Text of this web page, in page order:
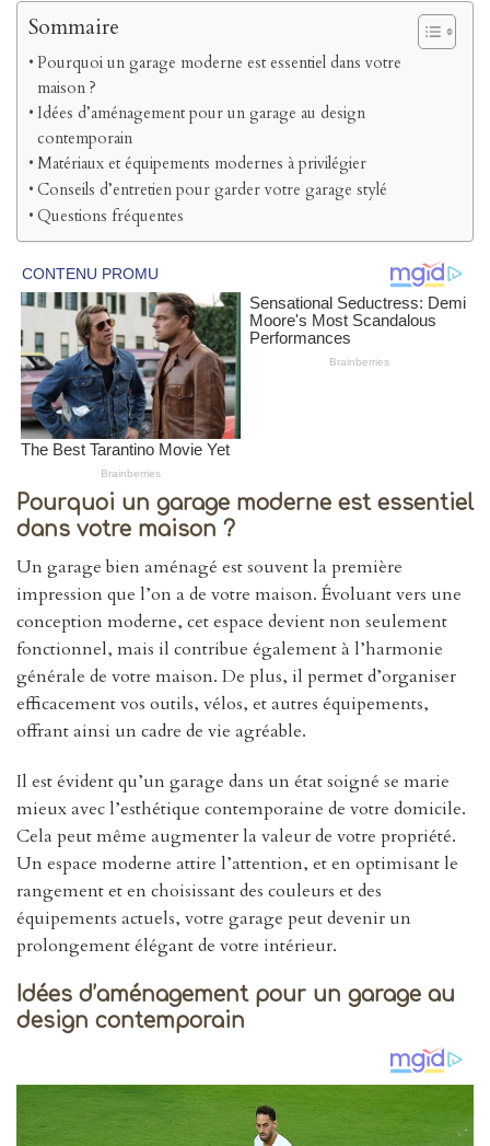
Sommaire
Pourquoi un garage moderne est essentiel dans votre
maison ?
Idées d’aménagement pour un garage au design
contemporain
Matériaux et équipements modernes à privilégier
Conseils d’entretien pour garder votre garage stylé
Questions fréquentes
Pourquoi un garage moderne est essentiel
dans votre maison ?
Un garage bien aménagé est souvent la première
impression que l’on a de votre maison. Évoluant vers une
conception moderne, cet espace devient non seulement
fonctionnel, mais il contribue également à l’harmonie
générale de votre maison. De plus, il permet d’organiser
efficacement vos outils, vélos, et autres équipements,
offrant ainsi un cadre de vie agréable.
Il est évident qu’un garage dans un état soigné se marie
mieux avec l’esthétique contemporaine de votre domicile.
Cela peut même augmenter la valeur de votre propriété.
Un espace moderne attire l’attention, et en optimisant le
rangement et en choisissant des couleurs et des
équipements actuels, votre garage peut devenir un
prolongement élégant de votre intérieur.
Idées d’aménagement pour un garage au
design contemporain